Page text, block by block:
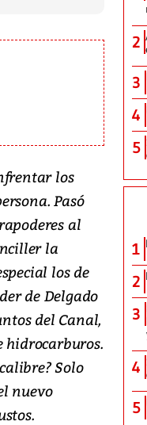
los
Pasó
al
la
los de
de Delgado
del Canal,
hidrocarburos.
Solo
nuevo
2
3
4
5
1
2
3
4
5